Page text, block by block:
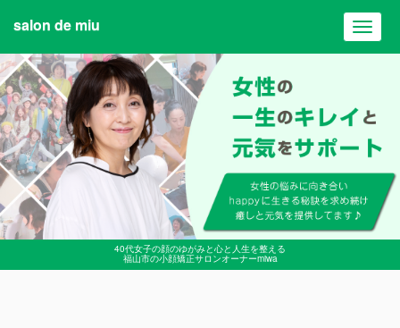
40代女子の顔のゆがみと心と人生を整える
福山市の小顔矯正サロンオーナーmiwa
salon de miu